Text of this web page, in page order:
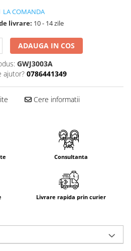
LA COMANDA
livrare: 10 - 14 zile
ADAUGA IN COS
GWJ3003A
ajutor? 0786441349
Cere informatii
Consultanta
Livrare rapida prin curier